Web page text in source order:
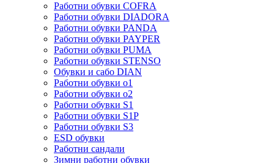
Работни обувки COFRA
Работни обувки DIADORA
Работни обувки PANDA
Работни обувки PAYPER
Работни обувки PUMA
Работни обувки STENSO
Обувки и сабо DIAN
Работни обувки o1
Работни обувки o2
Работни обувки S1
Работни обувки S1P
Работни обувки S3
ESD обувки
Работни сандали
Зимни работни обувки